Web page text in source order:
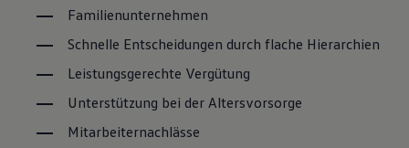
Familienunternehmen
Schnelle Entscheidungen durch flache Hierarchien
Leistungsgerechte Vergütung
Unterstützung bei der Altersvorsorge
Mitarbeiternachlässe